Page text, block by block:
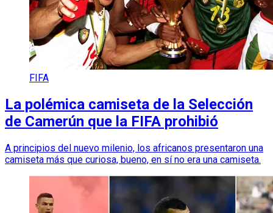
FIFA
La polémica camiseta de la Selección
de Camerún que la FIFA prohibió
A principios del nuevo milenio, los africanos presentaron una
camiseta más que curiosa, bueno, en sí no era una camiseta.